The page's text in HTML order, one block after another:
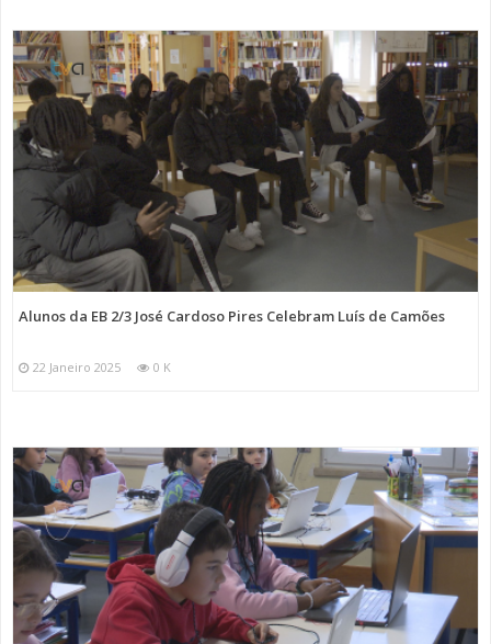
Alunos da EB 2/3 José Cardoso Pires Celebram Luís de Camões
22 Janeiro 2025 0 K